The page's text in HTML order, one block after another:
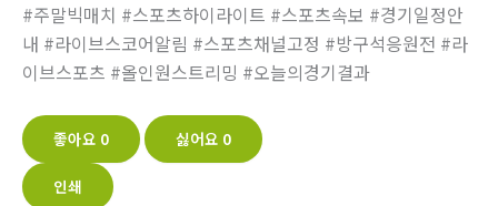
#주말빅매치 #스포츠하이라이트 #스포츠속보 #경기일정안
내 #라이브스코어알림 #스포츠채널고정 #방구석응원전 #라
이브스포츠 #올인원스트리밍 #오늘의경기결과
좋아요 0 싫어요 0
인쇄